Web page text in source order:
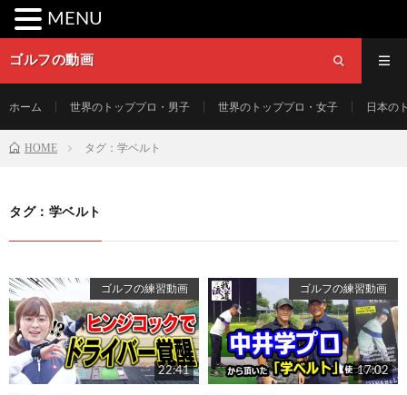
ゴルフの動画
ホーム 世界のトッププロ・男子 世界のトッププロ・女子 日本の
HOME タグ：学ベルト
タグ：学ベルト
ゴルフの練習動画
22:41
ゴルフの練習動画
17:02
MENU